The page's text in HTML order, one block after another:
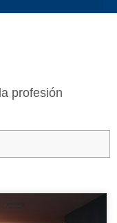
profesión